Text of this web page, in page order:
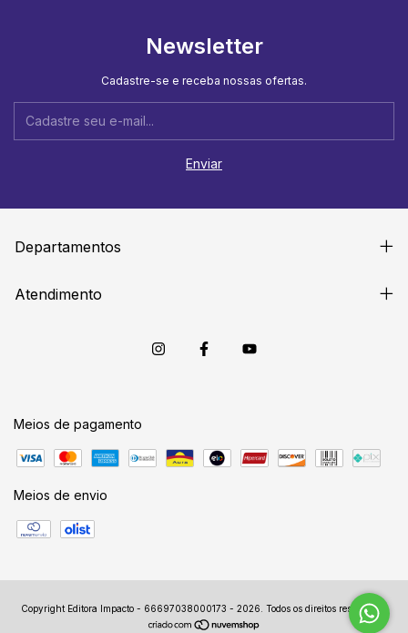
Newsletter
Cadastre-se e receba nossas ofertas.
Departamentos
Atendimento
Meios de pagamento
Meios de envio
Copyright Editora Impacto - 66697038000173 - 2026. Todos os direitos reservados.